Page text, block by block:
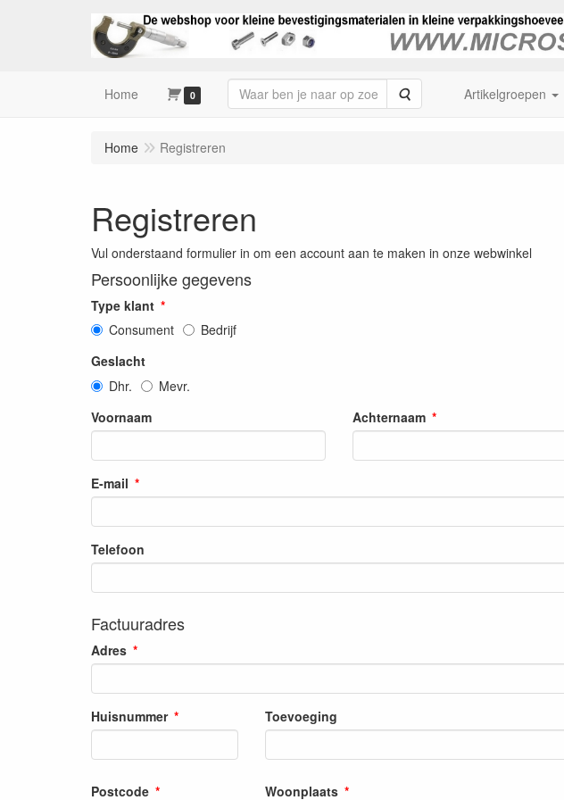
Home 0 Zoeken Artikelgroepen
Home Registreren
Registreren
Vul onderstaand formulier in om een account aan te maken in onze webwinkel
Persoonlijke gegevens
Type klant
Consument
Bedrijf
Geslacht
Dhr.
Mevr.
Voornaam
Achternaam
E-mail
Telefoon
Factuuradres
Adres
Huisnummer Toevoeging
Postcode Woonplaats